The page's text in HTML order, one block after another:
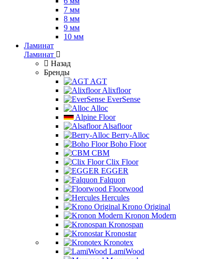
7 мм
8 мм
9 мм
10 мм
Ламинат
Ламинат
Назад
Бренды
AGT
Alixfloor
EverSense
Alloc
Alpine Floor
Alsafloor
Berry-Alloc
Boho Floor
CBM
Clix Floor
EGGER
Falquon
Floorwood
Hercules
Krono Original
Kronon Modern
Kronospan
Kronostar
Kronotex
LamiWood